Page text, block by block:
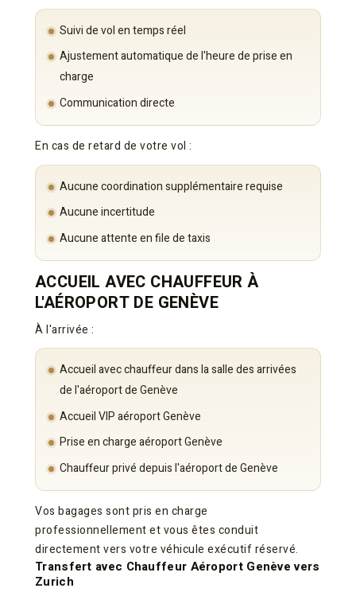
Suivi de vol en temps réel
Ajustement automatique de l'heure de prise en
charge
Communication directe
En cas de retard de votre vol :
Aucune coordination supplémentaire requise
Aucune incertitude
Aucune attente en file de taxis
ACCUEIL AVEC CHAUFFEUR À
L'AÉROPORT DE GENÈVE
À l'arrivée :
Accueil avec chauffeur dans la salle des arrivées
de l'aéroport de Genève
Accueil VIP aéroport Genève
Prise en charge aéroport Genève
Chauffeur privé depuis l'aéroport de Genève
Vos bagages sont pris en charge
professionnellement et vous êtes conduit
directement vers votre véhicule exécutif réservé.
Transfert avec Chauffeur Aéroport Genève vers
Zurich